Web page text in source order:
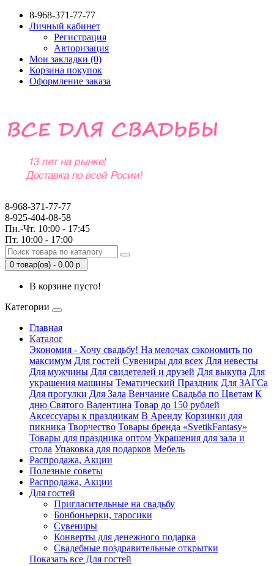
8-968-371-77-77
Личный кабинет
Регистрация
Авторизация
Мои закладки (0)
Корзина покупок
Оформление заказа
8-968-371-77-77
8-925-404-08-58
Пн.-Чт. 10:00 - 17:45
Пт. 10:00 - 17:00
0 товар(ов) - 0.00 р.
В корзине пусто!
Категории
Главная
Каталог
Экономия - Хочу свадьбу! На мелочах сэкономить по
максимум Для гостей Сувениры для всех Для невесты
Для мужчины Для свидетелей и друзей Для выкупа Для
украшения машины Тематический Праздник Для ЗАГСа
Для прогулки Для Зала Венчание Свадьба по Цветам К
дню Святого Валентина Товар до 150 рублей
Аксессуары к праздникам В Аренду Корзинки для
пикника Творчество Товары бренда «SvetikFantasy»
Товары для праздника оптом Украшения для зала и
стола Упаковка для подарков Мебель
Распродажа, Акции
Полезные советы
Распродажа, Акции
Для гостей
Пригласительные на свадьбу
Бонбоньерки, таросики
Сувениры
Конверты для денежного подарка
Свадебные поздравительные открытки
Показать все Для гостей